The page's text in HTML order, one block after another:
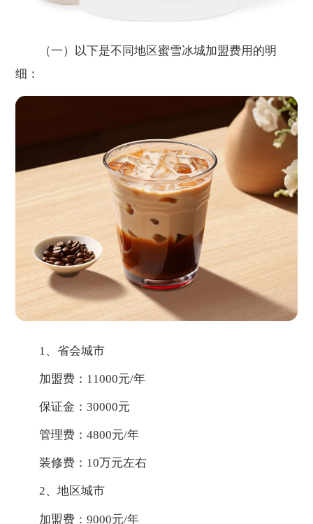
（一）以下是不同地区蜜雪冰城加盟费用的明
细：
1、省会城市
加盟费：11000元/年
保证金：30000元
管理费：4800元/年
装修费：10万元左右
2、地区城市
加盟费：9000元/年